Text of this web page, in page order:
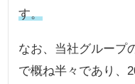
す。
なお、当社グループ
で概ね半々であり、